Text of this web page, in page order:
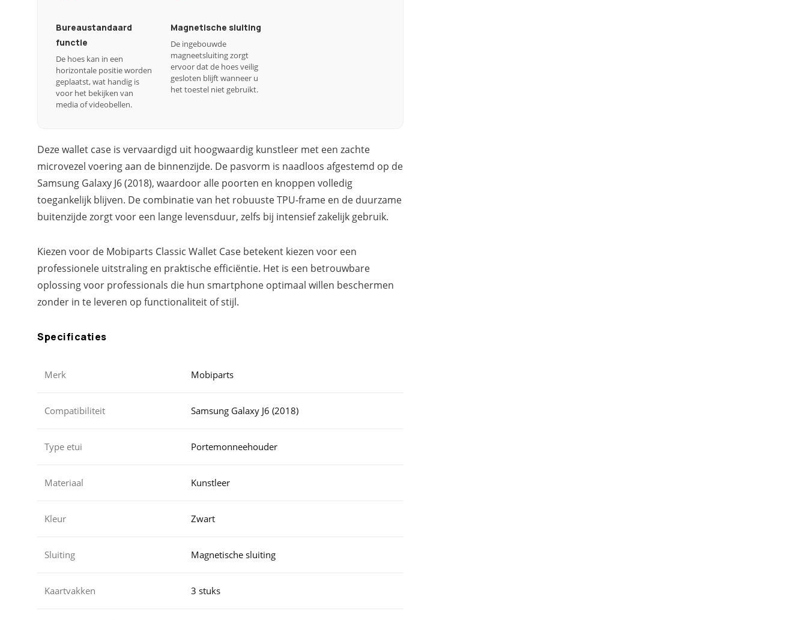
Bureaustandaard
functie
De hoes kan in een
horizontale positie worden
geplaatst, wat handig is
voor het bekijken van
media of videobellen.
Magnetische sluiting
De ingebouwde
magneetsluiting zorgt
ervoor dat de hoes veilig
gesloten blijft wanneer u
het toestel niet gebruikt.
Deze wallet case is vervaardigd uit hoogwaardig kunstleer met een zachte
microvezel voering aan de binnenzijde. De pasvorm is naadloos afgestemd op de
Samsung Galaxy J6 (2018), waardoor alle poorten en knoppen volledig
toegankelijk blijven. De combinatie van het robuuste TPU-frame en de duurzame
buitenzijde zorgt voor een lange levensduur, zelfs bij intensief zakelijk gebruik.
Kiezen voor de Mobiparts Classic Wallet Case betekent kiezen voor een
professionele uitstraling en praktische efficiëntie. Het is een betrouwbare
oplossing voor professionals die hun smartphone optimaal willen beschermen
zonder in te leveren op functionaliteit of stijl.
Specificaties
Merk Mobiparts
Compatibiliteit Samsung Galaxy J6 (2018)
Type etui Portemonneehouder
Materiaal Kunstleer
Kleur Zwart
Sluiting Magnetische sluiting
Kaartvakken 3 stuks